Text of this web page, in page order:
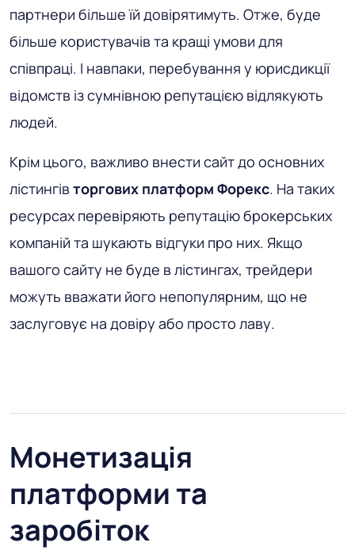
партнери більше їй довірятимуть. Отже, буде
більше користувачів та кращі умови для
співпраці. І навпаки, перебування у юрисдикції
відомств із сумнівною репутацією відлякують
людей.
Крім цього, важливо внести сайт до основних
лістингів торгових платформ Форекс. На таких
ресурсах перевіряють репутацію брокерських
компаній та шукають відгуки про них. Якщо
вашого сайту не буде в лістингах, трейдери
можуть вважати його непопулярним, що не
заслуговує на довіру або просто лаву.
Монетизація
платформи та
заробіток